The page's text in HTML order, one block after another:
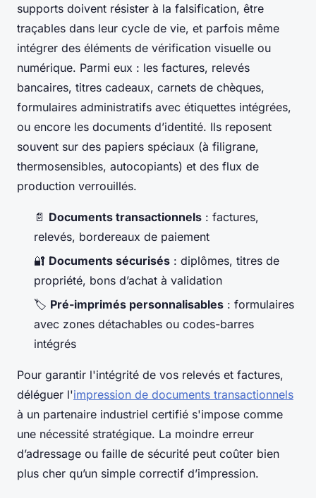
supports doivent résister à la falsification, être
traçables dans leur cycle de vie, et parfois même
intégrer des éléments de vérification visuelle ou
numérique. Parmi eux : les factures, relevés
bancaires, titres cadeaux, carnets de chèques,
formulaires administratifs avec étiquettes intégrées,
ou encore les documents d’identité. Ils reposent
souvent sur des papiers spéciaux (à filigrane,
thermosensibles, autocopiants) et des flux de
production verrouillés.
📄 Documents transactionnels : factures,
relevés, bordereaux de paiement
🔐 Documents sécurisés : diplômes, titres de
propriété, bons d’achat à validation
🏷️ Pré-imprimés personnalisables : formulaires
avec zones détachables ou codes-barres
intégrés
Pour garantir l'intégrité de vos relevés et factures,
déléguer l'impression de documents transactionnels
à un partenaire industriel certifié s'impose comme
une nécessité stratégique. La moindre erreur
d’adressage ou faille de sécurité peut coûter bien
plus cher qu’un simple correctif d’impression.